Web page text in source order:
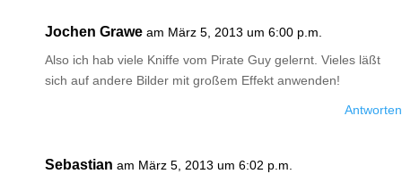
Jochen Grawe am März 5, 2013 um 6:00 p.m.
Also ich hab viele Kniffe vom Pirate Guy gelernt. Vieles läßt
sich auf andere Bilder mit großem Effekt anwenden!
Antworten
Sebastian am März 5, 2013 um 6:02 p.m.